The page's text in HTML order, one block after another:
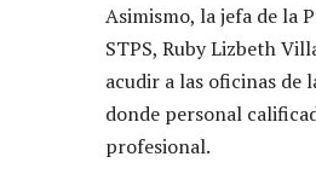
Asimismo, la jefa de la
STPS, Ruby Lizbeth
acudir a las oficinas de
donde personal
profesional.